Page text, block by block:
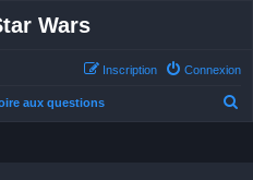
Wars
Connexion
Inscription
aux questions